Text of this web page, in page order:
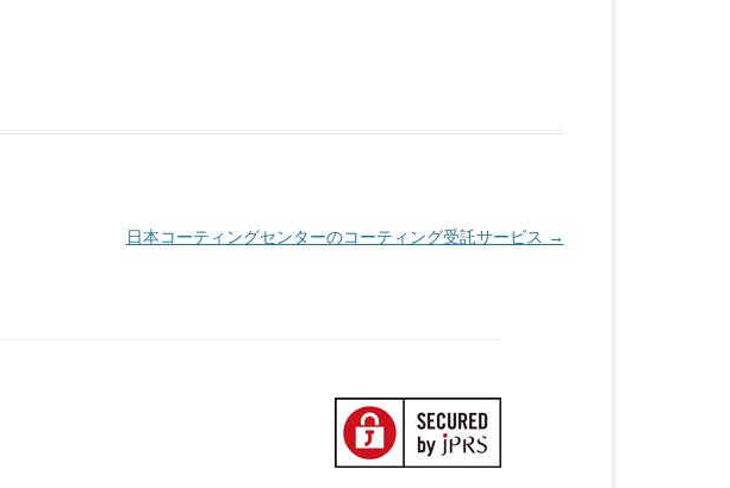
日本コーティングセンターのコーティング受託サービス →